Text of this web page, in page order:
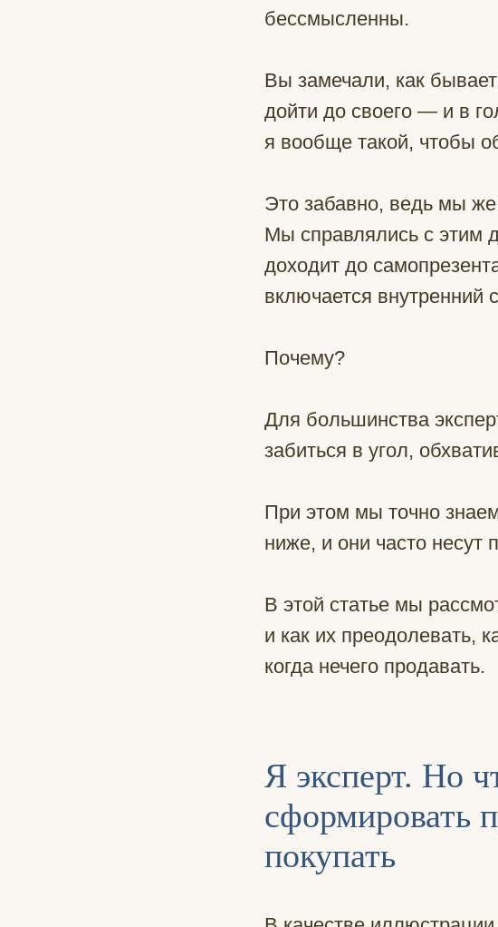
бессмысленны.
Вы замечали, как бывает
дойти до своего — и в
я вообще такой, чтобы
Это забавно, ведь мы
Мы справлялись с этим
доходит до
включается внутренний
Почему?
Для большинства
забиться в угол,
При этом мы точно
ниже, и они часто
В этой статье мы
и как их преодолевать,
когда нечего продавать.
Я эксперт. Но
сформировать
покупать